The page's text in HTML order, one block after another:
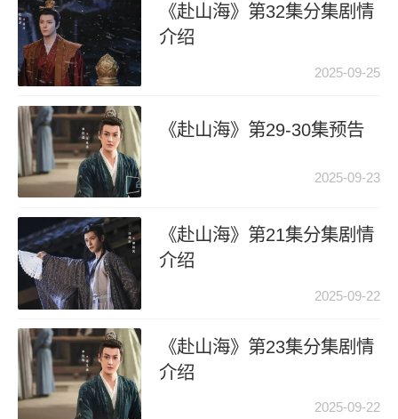
《赴山海》第32集分集剧情
介绍
2025-09-25
《赴山海》第29-30集预告
2025-09-23
《赴山海》第21集分集剧情
介绍
2025-09-22
《赴山海》第23集分集剧情
介绍
2025-09-22